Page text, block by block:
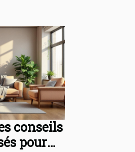
conseils
pour